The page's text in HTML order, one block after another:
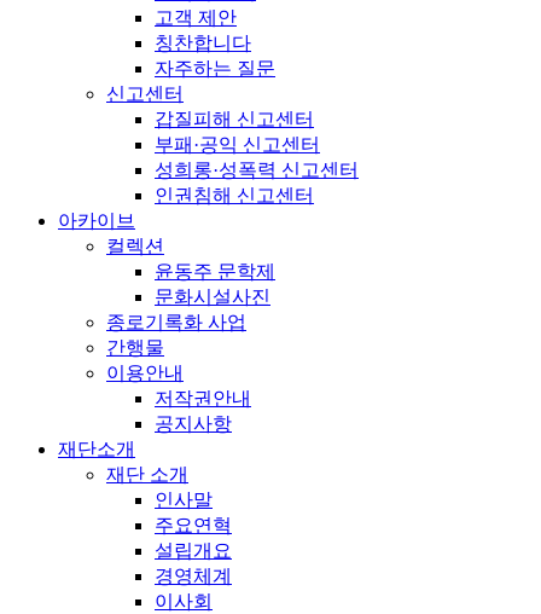
고객 제안
칭찬합니다
자주하는 질문
신고센터
갑질피해 신고센터
부패·공익 신고센터
성희롱·성폭력 신고센터
인권침해 신고센터
아카이브
컬렉션
윤동주 문학제
문화시설사진
종로기록화 사업
간행물
이용안내
저작권안내
공지사항
재단소개
재단 소개
인사말
주요연혁
설립개요
경영체계
이사회